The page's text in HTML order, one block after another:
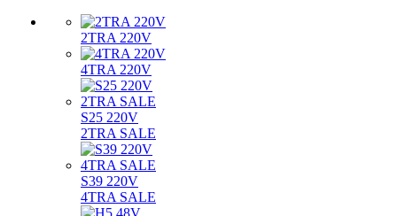
2TRA 220V
4TRA 220V
S25 220V
2TRA SALE
S39 220V
4TRA SALE